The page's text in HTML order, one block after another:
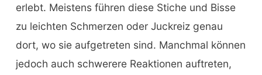
erlebt. Meistens führen diese Stiche und Bisse
zu leichten Schmerzen oder Juckreiz genau
dort, wo sie aufgetreten sind. Manchmal können
jedoch auch schwerere Reaktionen auftreten,